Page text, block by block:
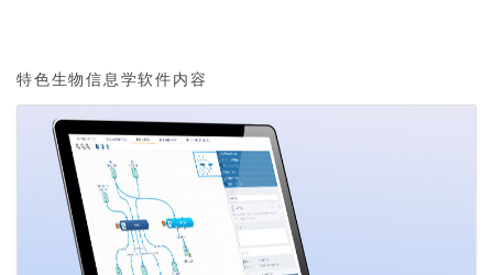
特色生物信息学软件内容